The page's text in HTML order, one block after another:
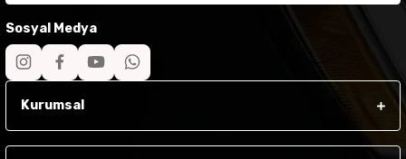
Sosyal Medya
Kurumsal